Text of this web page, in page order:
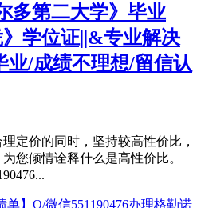
多第二大学》毕业
学位证||&专业解决
业/成绩不理想/留信认
定价的同时，坚持较高性价比，
您倾情诠释什么是高性价比。